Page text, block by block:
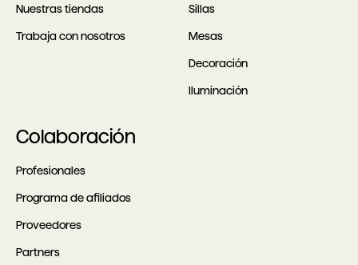
Nuestras tiendas
Trabaja con nosotros
Sillas
Mesas
Decoración
Iluminación
Colaboración
Profesionales
Programa de afiliados
Proveedores
Partners